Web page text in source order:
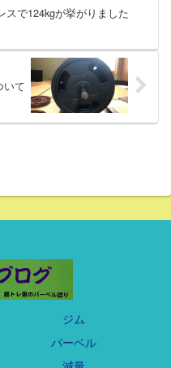
スで124kgが挙がりました
いて
ジム
バーベル